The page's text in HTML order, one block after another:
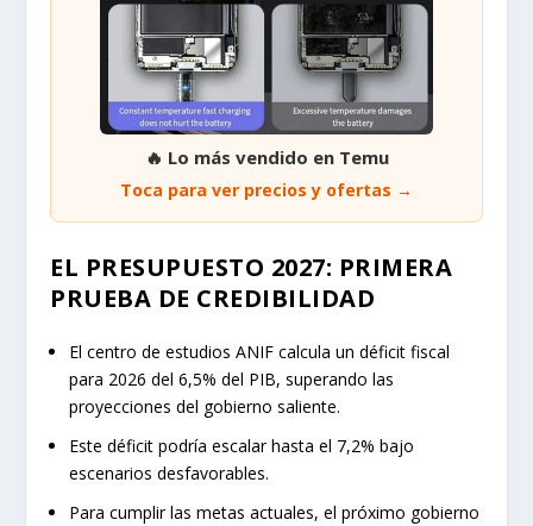
🔥 Lo más vendido en Temu
Toca para ver precios y ofertas →
EL PRESUPUESTO 2027: PRIMERA
PRUEBA DE CREDIBILIDAD
El centro de estudios ANIF calcula un déficit fiscal
para 2026 del 6,5% del PIB, superando las
proyecciones del gobierno saliente.
Este déficit podría escalar hasta el 7,2% bajo
escenarios desfavorables.
Para cumplir las metas actuales, el próximo gobierno